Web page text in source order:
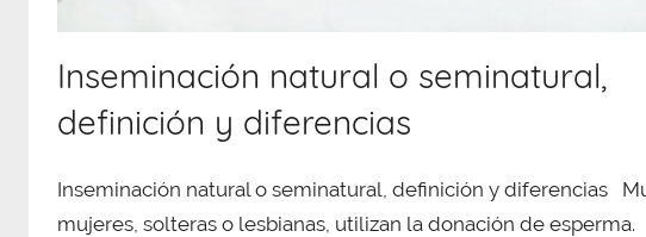
Inseminación natural o seminatural,
definición y diferencias
Inseminación natural o seminatural, definición y diferencias
mujeres, solteras o lesbianas, utilizan la donación de esperma.